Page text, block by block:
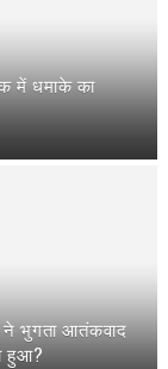
में धमाके का
ने भुगता आतंकवाद
हुआ?